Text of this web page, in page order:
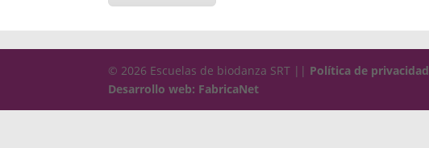
© 2026 Escuelas de biodanza SRT || Política de privacidad
Desarrollo web: FabricaNet